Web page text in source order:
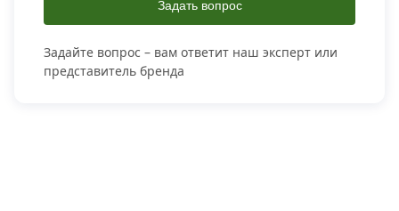
Задать вопрос
Задайте вопрос – вам ответит наш эксперт или
представитель бренда